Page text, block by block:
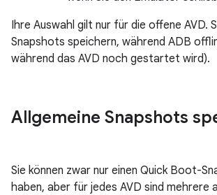
Ihre Auswahl gilt nur für die offene AVD.
Snapshots speichern, während ADB
während das AVD noch gestartet wird).
Allgemeine Snapshots
Sie können zwar nur einen Quick Boot-
haben, aber für jedes AVD sind mehrere